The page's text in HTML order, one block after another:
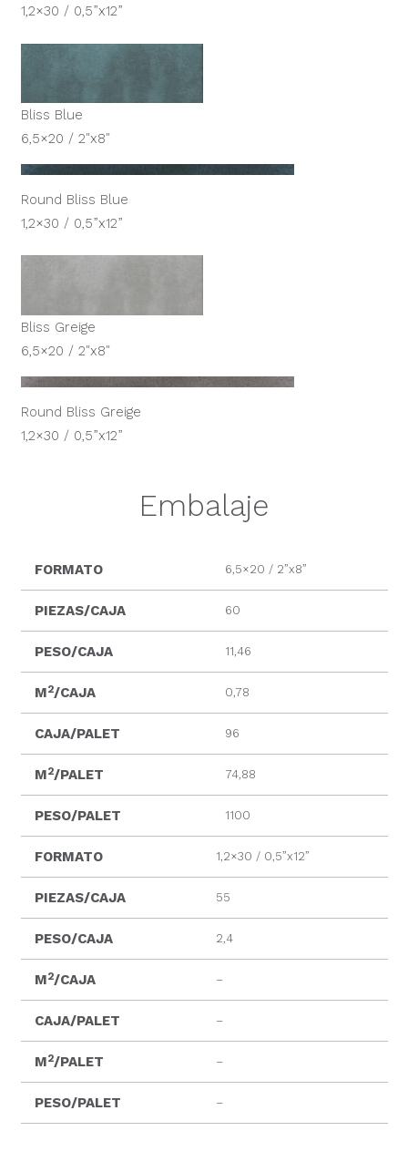
1,2×30 / 0,5”x12”
Bliss Blue
6,5×20 / 2″x8″
Round Bliss Blue
1,2×30 / 0,5”x12”
Bliss Greige
6,5×20 / 2″x8″
Round Bliss Greige
1,2×30 / 0,5”x12”
Embalaje
FORMATO 6,5×20 / 2”x8”
PIEZAS/CAJA 60
PESO/CAJA 11,46
M2/CAJA 0,78
CAJA/PALET 96
M2/PALET 74,88
PESO/PALET 1100
FORMATO 1,2×30 / 0,5”x12”
PIEZAS/CAJA 55
PESO/CAJA 2,4
M2/CAJA –
CAJA/PALET –
M2/PALET –
PESO/PALET –